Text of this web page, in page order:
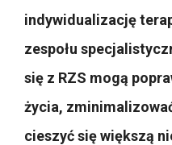
indywidualizację
zespołu
się z RZS mogą
życia,
cieszyć się większą